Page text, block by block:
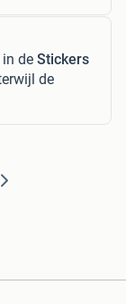
de Stickers
de